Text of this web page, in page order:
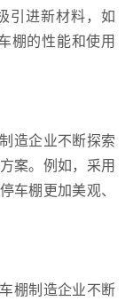
引进新材料，如
棚的性能和使用
造企业不断探索
案。例如，采用
车棚更加美观、
棚制造企业不断